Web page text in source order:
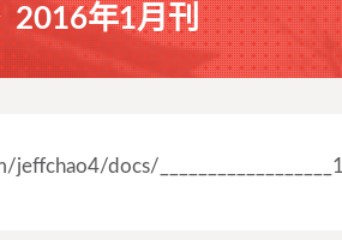
2016年1月刊
docs/